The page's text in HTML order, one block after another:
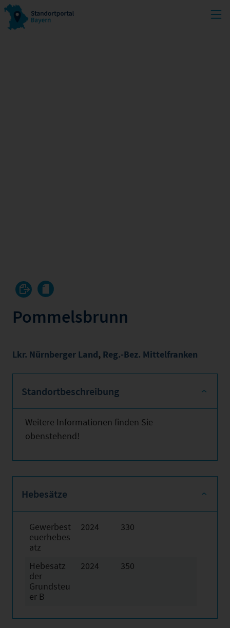
Pommelsbrunn
Lkr. Nürnberger Land, Reg.-Bez. Mittelfranken
Standortbeschreibung
Weitere Informationen finden Sie
obenstehend!
Hebesätze
Gewerbest
euerhebes
atz
2024 330
Hebesatz
der
Grundsteu
er B
2024 350